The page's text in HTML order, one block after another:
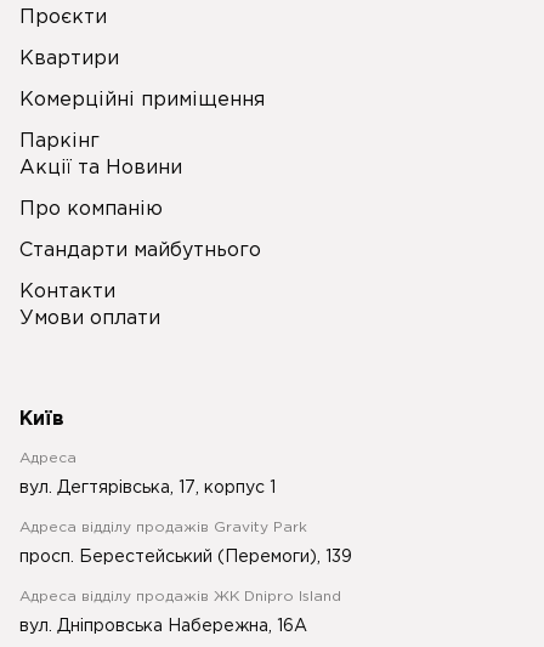
Проєкти
Квартири
Комерційні приміщення
Паркінг
Акції та Новини
Про компанію
Стандарти майбутнього
Контакти
Умови оплати
Київ
Адреса
вул. Дегтярівська, 17, корпус 1
Адреса відділу продажів Gravity Park
просп. Берестейський (Перемоги), 139
Адреса відділу продажів ЖК Dnipro Island
вул. Дніпровська Набережна, 16А